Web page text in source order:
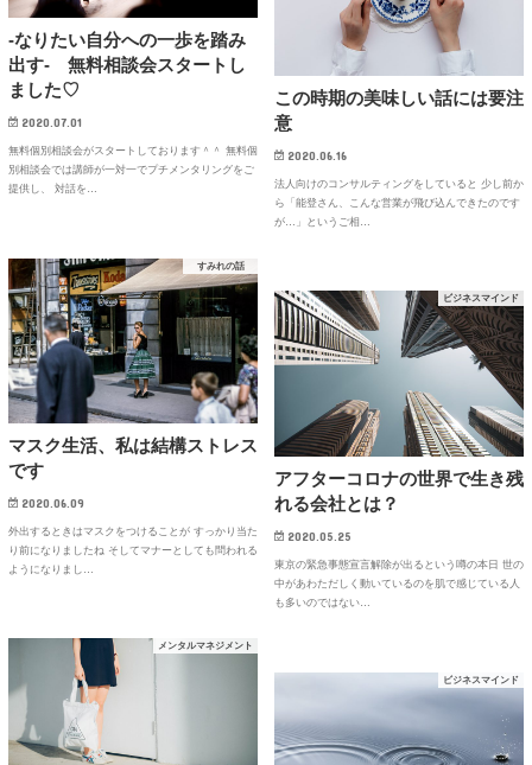
-なりたい自分への一歩を踏み
出す- 無料相談会スタートし
ました♡
2020.07.01
無料個別相談会がスタートしております＾＾ 無料個
別相談会では講師が一対一でプチメンタリングをご
提供し、 対話を…
この時期の美味しい話には要注
意
2020.06.16
法人向けのコンサルティングをしていると 少し前か
ら「能登さん、こんな営業が飛び込んできたのです
が…」というご相…
すみれの話
マスク生活、私は結構ストレス
です
2020.06.09
外出するときはマスクをつけることが すっかり当た
り前になりましたね そしてマナーとしても問われる
ようになりまし…
ビジネスマインド
アフターコロナの世界で生き残
れる会社とは？
2020.05.25
東京の緊急事態宣言解除が出るという噂の本日 世の
中があわただしく動いているのを肌で感じている人
も多いのではない…
メンタルマネジメント
ビジネスマインド